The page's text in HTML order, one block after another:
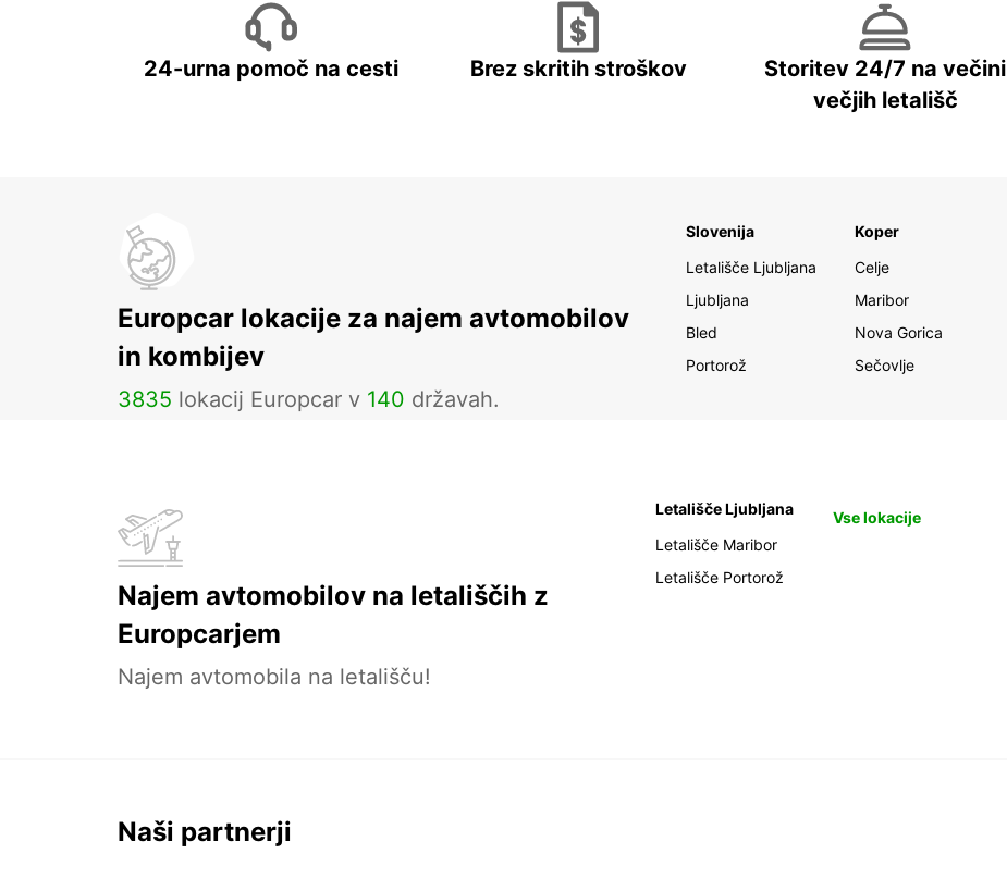
24-urna pomoč na cesti Brez skritih stroškov
Storitev 24/7 na večini
večjih letališč
Europcar lokacije za najem avtomobilov
in kombijev
3835 lokacij Europcar v 140 državah.
Slovenija
Letališče Ljubljana
Ljubljana
Bled
Portorož
Koper
Celje
Maribor
Nova Gorica
Sečovlje
Najem avtomobilov na letališčih z
Europcarjem
Najem avtomobila na letališču!
Letališče Ljubljana
Letališče Maribor
Letališče Portorož
Vse lokacije
Naši partnerji